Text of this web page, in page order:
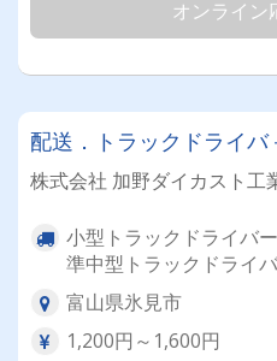
オンライン
配送．トラックドライバ
株式会社 加野ダイカスト工
小型トラックドライバ
準中型トラックドライ
富山県氷見市
1,200円～1,600円